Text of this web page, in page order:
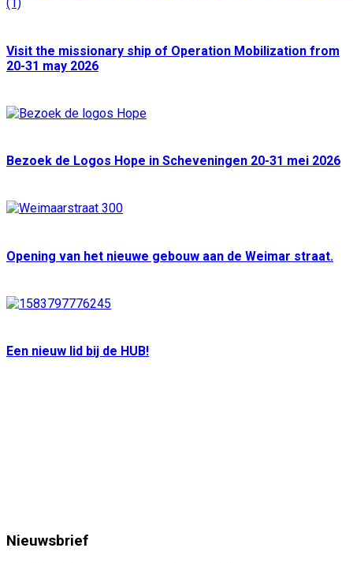
Visit the missionary ship of Operation Mobilization from
20-31 may 2026
Bezoek de Logos Hope in Scheveningen 20-31 mei 2026
Opening van het nieuwe gebouw aan de Weimar straat.
Een nieuw lid bij de HUB!
Nieuwsbrief